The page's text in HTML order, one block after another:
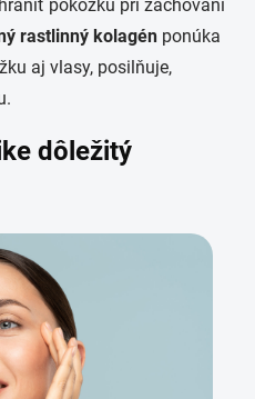
pokožku pri zachovaní
rastlinný kolagén ponúka
aj vlasy, posilňuje,
dôležitý